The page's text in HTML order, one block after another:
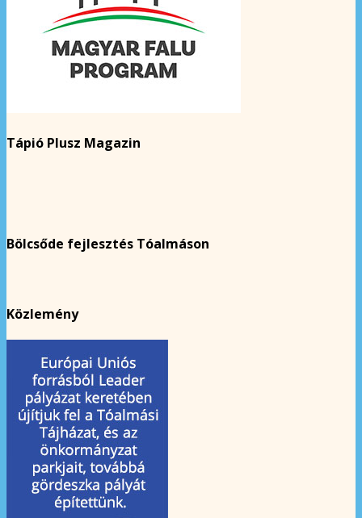
Tápió Plusz Magazin
Bölcsőde fejlesztés Tóalmáson
Közlemény